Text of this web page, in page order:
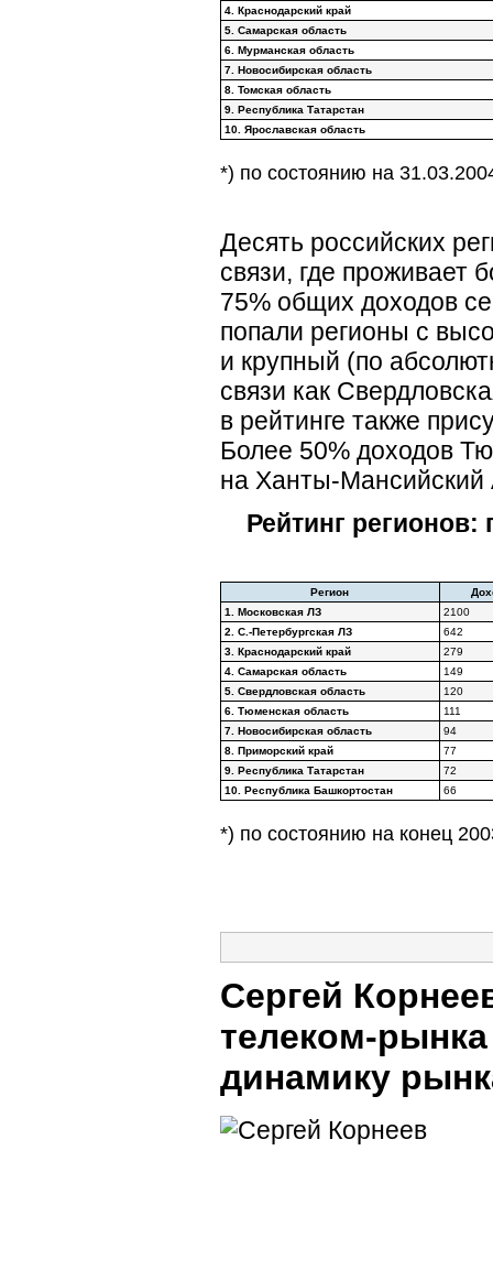
4. Краснодарский край
5. Самарская область
6. Мурманская область
7. Новосибирская область
8. Томская область
9. Республика Татарстан
10. Ярославская область
*) по состоянию на
Десять российских
связи, где проживает
75% общих доходов
попали регионы с
и крупный (по
связи как
в рейтинге также
Более 50% доходов
на Ханты-Мансийский
Рейтинг регионов:
Регион
1. Московская ЛЗ
2100
2. С.-Петербургская ЛЗ
642
3. Краснодарский край
279
4. Самарская область
149
5. Свердловская область
120
6. Тюменская область
111
7. Новосибирская область
94
8. Приморский край
77
9. Республика Татарстан
72
10. Республика Башкортостан
66
*) по состоянию на конец
Сергей
телеком-рынка
динамику